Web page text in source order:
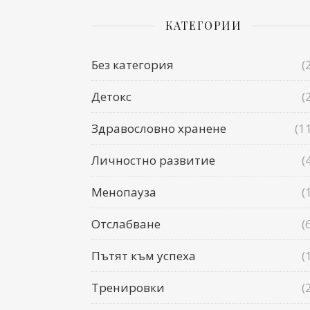
КАТЕГОРИИ
Без категория
Детокс
Здравословно хранене
Личностно развитие
Менопауза
Отслабване
Пътят към успеха
Тренировки